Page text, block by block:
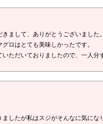
まして、ありがとうございました。
ロはとても美味しかったです。
いただいておりましたので、一人分
したが私はスジがそんなに気にな